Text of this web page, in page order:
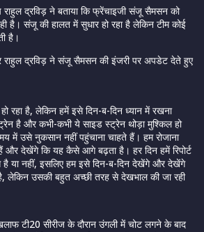
द्रविड़ ने बताया कि फ्रेंचाइजी संजू सैमसन को
है। संजू की हालत में सुधार हो रहा है लेकिन टीम कोई
है।
राहुल द्रविड़ ने संजू सैमसन की इंजरी पर अपडेट देते हुए
रहा है, लेकिन हमें इसे दिन-ब-दिन ध्यान में रखना
है और कभी-कभी ये साइड स्ट्रेन थोड़ा मुश्किल हो
में उसे नुकसान नहीं पहुंचाना चाहते हैं। हम रोजाना
और देखेंगे कि यह कैसे आगे बढ़ता है। हर दिन हमें रिपोर्ट
है या नहीं, इसलिए हम इसे दिन-ब-दिन देखेंगे और देखेंगे
लेकिन उसकी बहुत अच्छी तरह से देखभाल की जा रही
टी20 सीरीज के दौरान उंगली में चोट लगने के बाद